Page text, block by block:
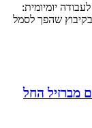
יומיומית:
בקיבוץ שהפך לסמל
מברזיל החל